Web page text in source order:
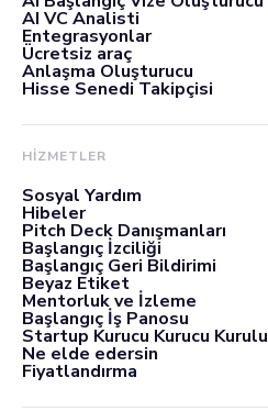
AI VC Analisti
Entegrasyonlar
Ücretsiz araç
Anlaşma Oluşturucu
Hisse Senedi Takipçisi
HİZMETLER
Sosyal Yardım
Hibeler
Pitch Deck Danışmanları
Başlangıç İzciliği
Başlangıç Geri Bildirimi
Beyaz Etiket
Mentorluk ve İzleme
Başlangıç İş Panosu
Startup Kurucu Kurucu Kurulu
Ne elde edersin
Fiyatlandırma